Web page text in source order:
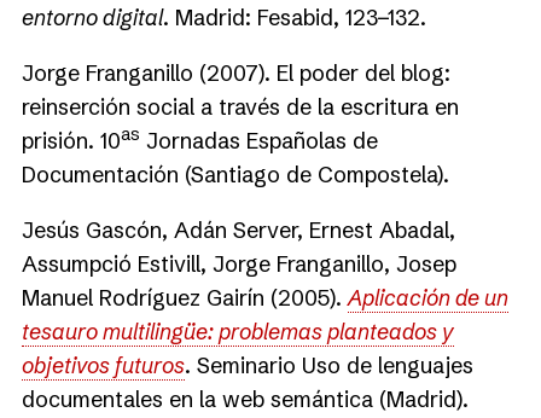
entorno digital. Madrid: Fesabid, 123−132.
Jorge Franganillo (2007). El poder del blog:
reinserción social a través de la escritura en
prisión. 10as Jornadas Españolas de
Documentación (Santiago de Compostela).
Jesús Gascón, Adán Server, Ernest Abadal,
Assumpció Estivill, Jorge Franganillo, Josep
Manuel Rodríguez Gairín (2005).Aplicación de un
tesauro multilingüe: problemas planteados y
objetivos futuros. Seminario Uso de lenguajes
documentales en la web semántica (Madrid).